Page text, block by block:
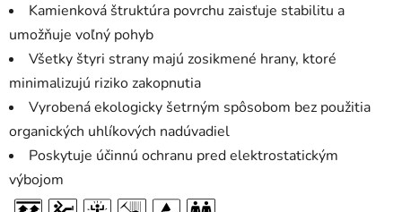
Kamienková štruktúra povrchu zaisťuje stabilitu a
umožňuje voľný pohyb
Všetky štyri strany majú zosikmené hrany, ktoré
minimalizujú riziko zakopnutia
Vyrobená ekologicky šetrným spôsobom bez použitia
organických uhlíkových nadúvadiel
Poskytuje účinnú ochranu pred elektrostatickým
výbojom